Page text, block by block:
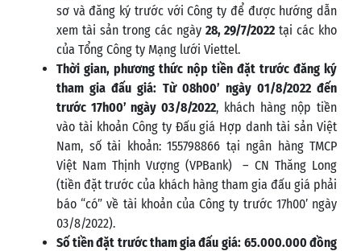
sơ và đăng ký trước với Công ty để được hướng dẫn
xem tài sản trong các ngày 28, 29/7/2022 tại các kho
của Tổng Công ty Mạng lưới Viettel.
Thời gian, phương thức nộp tiền đặt trước đăng ký
tham gia đấu giá: Từ 08h00’ ngày 01/8/2022 đến
trước 17h00’ ngày 03/8/2022, khách hàng nộp tiền
vào tài khoản Công ty Đấu giá Hợp danh tài sản Việt
Nam, số tài khoản: 155798866 tại ngân hàng TMCP
Việt Nam Thịnh Vượng (VPBank) – CN Thăng Long
(tiền đặt trước của khách hàng tham gia đấu giá phải
báo “có” về tài khoản của Công ty trước 17h00’ ngày
03/8/2022).
Số tiền đặt trước tham gia đấu giá: 65.000.000 đồng